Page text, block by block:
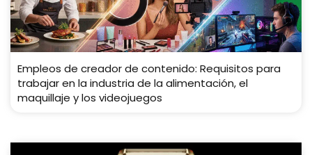
Empleos de creador de contenido: Requisitos para
trabajar en la industria de la alimentación, el
maquillaje y los videojuegos